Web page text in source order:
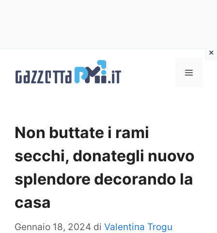
Menu
Non buttate i rami
secchi, donategli nuovo
splendore decorando la
casa
Gennaio 18, 2024 di Valentina Trogu